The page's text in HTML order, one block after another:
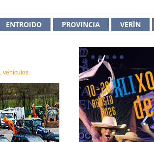
VERÍN
PROVINCIA
ENTROIDO
vehículos